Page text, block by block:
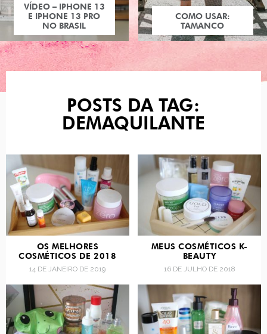
VÍDEO – IPHONE 13
E IPHONE 13 PRO
NO BRASIL
COMO USAR:
TAMANCO
POSTS DA TAG:
DEMAQUILANTE
OS MELHORES
COSMÉTICOS DE 2018
14 DE JANEIRO DE 2019
MEUS COSMÉTICOS K-
BEAUTY
16 DE JULHO DE 2018